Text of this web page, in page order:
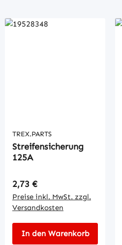
TREX.PARTS
Streifensicherung
125A
Regulärer Preis:
2,73 €
Preise inkl. MwSt. zzgl.
Versandkosten
In den Warenkorb